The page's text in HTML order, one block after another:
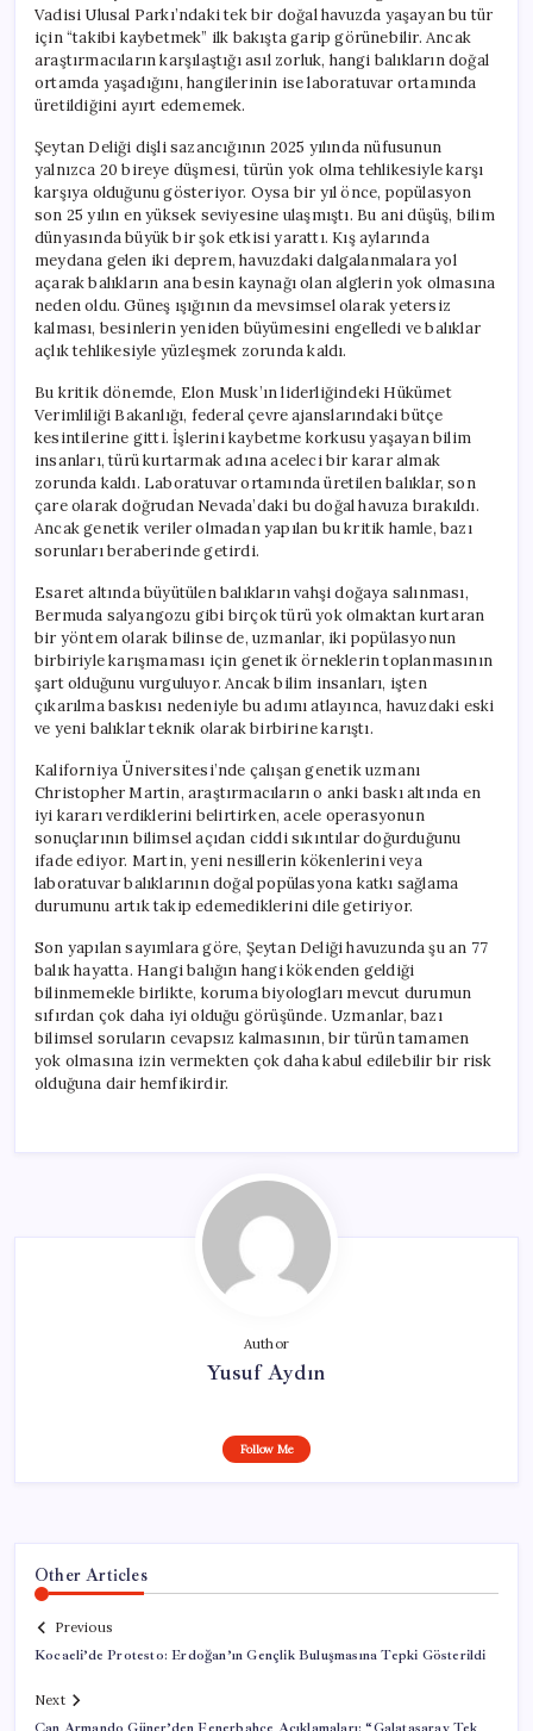
Vadisi Ulusal Parkı’ndaki tek bir doğal havuzda yaşayan bu tür
için “takibi kaybetmek” ilk bakışta garip görünebilir. Ancak
araştırmacıların karşılaştığı asıl zorluk, hangi balıkların doğal
ortamda yaşadığını, hangilerinin ise laboratuvar ortamında
üretildiğini ayırt edememek.
Şeytan Deliği dişli sazancığının 2025 yılında nüfusunun
yalnızca 20 bireye düşmesi, türün yok olma tehlikesiyle karşı
karşıya olduğunu gösteriyor. Oysa bir yıl önce, popülasyon
son 25 yılın en yüksek seviyesine ulaşmıştı. Bu ani düşüş, bilim
dünyasında büyük bir şok etkisi yarattı. Kış aylarında
meydana gelen iki deprem, havuzdaki dalgalanmalara yol
açarak balıkların ana besin kaynağı olan alglerin yok olmasına
neden oldu. Güneş ışığının da mevsimsel olarak yetersiz
kalması, besinlerin yeniden büyümesini engelledi ve balıklar
açlık tehlikesiyle yüzleşmek zorunda kaldı.
Bu kritik dönemde, Elon Musk’ın liderliğindeki Hükümet
Verimliliği Bakanlığı, federal çevre ajanslarındaki bütçe
kesintilerine gitti. İşlerini kaybetme korkusu yaşayan bilim
insanları, türü kurtarmak adına aceleci bir karar almak
zorunda kaldı. Laboratuvar ortamında üretilen balıklar, son
çare olarak doğrudan Nevada’daki bu doğal havuza bırakıldı.
Ancak genetik veriler olmadan yapılan bu kritik hamle, bazı
sorunları beraberinde getirdi.
Esaret altında büyütülen balıkların vahşi doğaya salınması,
Bermuda salyangozu gibi birçok türü yok olmaktan kurtaran
bir yöntem olarak bilinse de, uzmanlar, iki popülasyonun
birbiriyle karışmaması için genetik örneklerin toplanmasının
şart olduğunu vurguluyor. Ancak bilim insanları, işten
çıkarılma baskısı nedeniyle bu adımı atlayınca, havuzdaki eski
ve yeni balıklar teknik olarak birbirine karıştı.
Kaliforniya Üniversitesi’nde çalışan genetik uzmanı
Christopher Martin, araştırmacıların o anki baskı altında en
iyi kararı verdiklerini belirtirken, acele operasyonun
sonuçlarının bilimsel açıdan ciddi sıkıntılar doğurduğunu
ifade ediyor. Martin, yeni nesillerin kökenlerini veya
laboratuvar balıklarının doğal popülasyona katkı sağlama
durumunu artık takip edemediklerini dile getiriyor.
Son yapılan sayımlara göre, Şeytan Deliği havuzunda şu an 77
balık hayatta. Hangi balığın hangi kökenden geldiği
bilinmemekle birlikte, koruma biyologları mevcut durumun
sıfırdan çok daha iyi olduğu görüşünde. Uzmanlar, bazı
bilimsel soruların cevapsız kalmasının, bir türün tamamen
yok olmasına izin vermekten çok daha kabul edilebilir bir risk
olduğuna dair hemfikirdir.
Author
Yusuf Aydın
Follow Me
Other Articles
Previous
Kocaeli’de Protesto: Erdoğan’ın Gençlik Buluşmasına Tepki Gösterildi
Next